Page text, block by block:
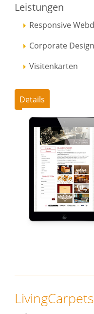
Leistungen
Responsive
Corporate Design
Visitenkarten
Details
LivingCarpets